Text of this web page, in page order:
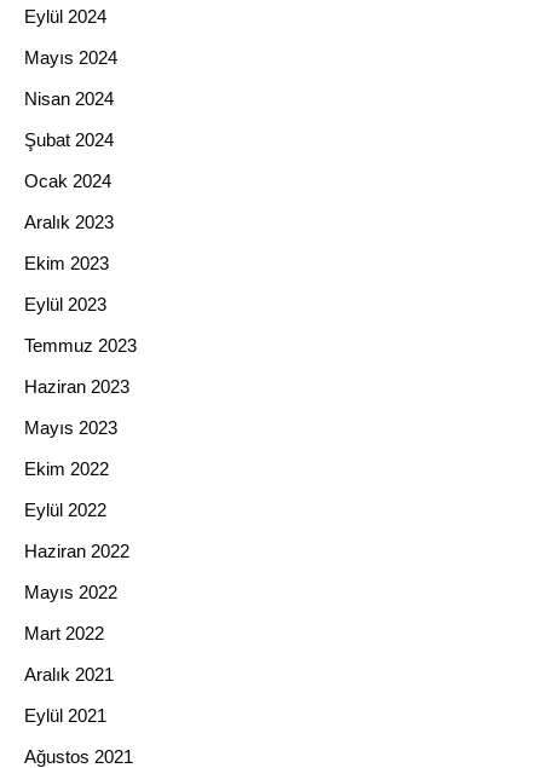
Eylül 2024
Mayıs 2024
Nisan 2024
Şubat 2024
Ocak 2024
Aralık 2023
Ekim 2023
Eylül 2023
Temmuz 2023
Haziran 2023
Mayıs 2023
Ekim 2022
Eylül 2022
Haziran 2022
Mayıs 2022
Mart 2022
Aralık 2021
Eylül 2021
Ağustos 2021